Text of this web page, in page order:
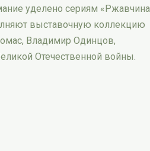
уделено сериям
выставочную коллекцию
Владимир Одинцов,
Отечественной войны.